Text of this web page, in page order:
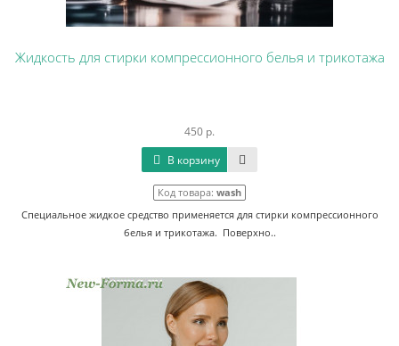
Жидкость для стирки компрессионного белья и трикотажа
450 р.
В корзину
Код товара: wash
Специальное жидкое средство применяется для стирки компрессионного
белья и трикотажа. Поверхно..